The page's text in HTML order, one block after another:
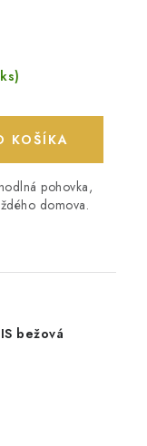
KOŠÍKA
pohovka,
domova.
bežová